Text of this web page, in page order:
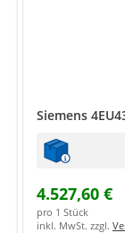
Siemens
4.527,60 €
pro 1 Stück
inkl. MwSt. zzgl.